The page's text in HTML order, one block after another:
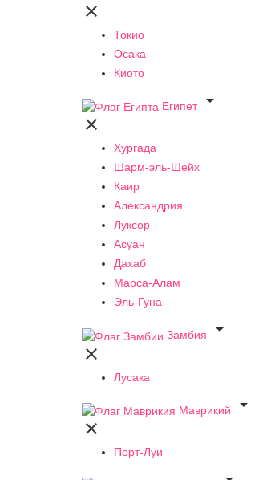

Токио
Осака
Киото
Египет


Хургада
Шарм-эль-Шейх
Каир
Александрия
Луксор
Асуан
Дахаб
Марса-Алам
Эль-Гуна
Замбия


Лусака
Маврикий


Порт-Луи